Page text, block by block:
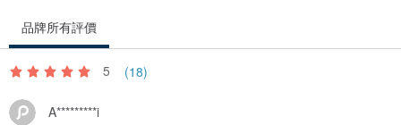
品牌所有評價
5 (18)
A*********i